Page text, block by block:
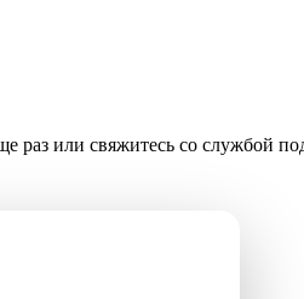
раз или свяжитесь со службой